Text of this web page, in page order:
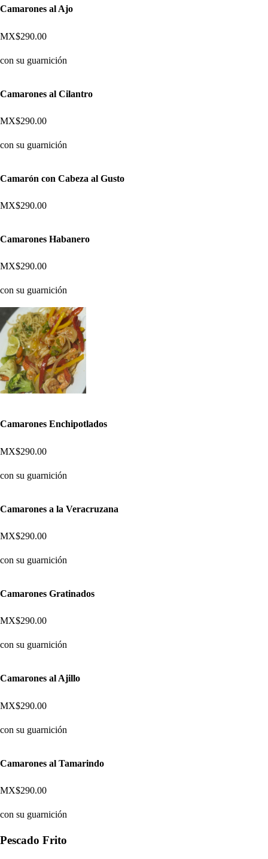
Camarones al Ajo
MX$290.00
con su guarnición
Camarones al Cilantro
MX$290.00
con su guarnición
Camarón con Cabeza al Gusto
MX$290.00
Camarones Habanero
MX$290.00
con su guarnición
Camarones Enchipotlados
MX$290.00
con su guarnición
Camarones a la Veracruzana
MX$290.00
con su guarnición
Camarones Gratinados
MX$290.00
con su guarnición
Camarones al Ajillo
MX$290.00
con su guarnición
Camarones al Tamarindo
MX$290.00
con su guarnición
Pescado Frito